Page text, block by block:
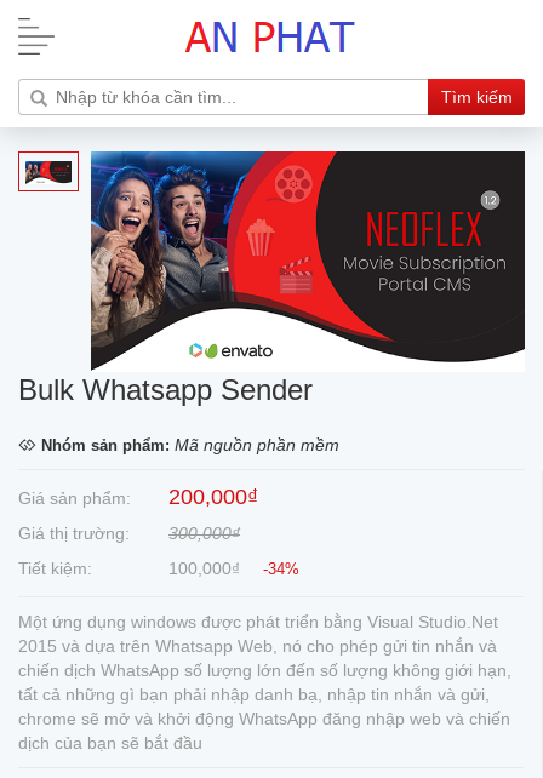
Tìm kiếm
Bulk Whatsapp Sender
Nhóm sản phẩm: Mã nguồn phần mềm
Giá sản phẩm: 200,000₫
Giá thị trường:
300,000₫
Tiết kiệm:
100,000₫ -34%
Một ứng dụng windows được phát triển bằng Visual Studio.Net
2015 và dựa trên Whatsapp Web, nó cho phép gửi tin nhắn và
chiến dịch WhatsApp số lượng lớn đến số lượng không giới hạn,
tất cả những gì bạn phải nhập danh bạ, nhập tin nhắn và gửi,
chrome sẽ mở và khởi động WhatsApp đăng nhập web và chiến
dịch của bạn sẽ bắt đầu